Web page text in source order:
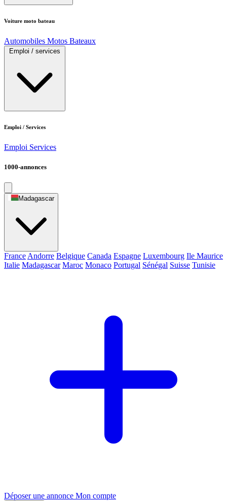
Voiture moto bateau
Automobiles Motos Bateaux
Emploi / services
Emploi / Services
Emploi Services
1000-annonces
Madagascar
France Andorre Belgique Canada Espagne Luxembourg Ile Maurice
Italie Madagascar Maroc Monaco Portugal Sénégal Suisse Tunisie
Déposer une annonce Mon compte